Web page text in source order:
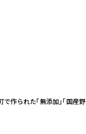
作られた「無添加」「国産野